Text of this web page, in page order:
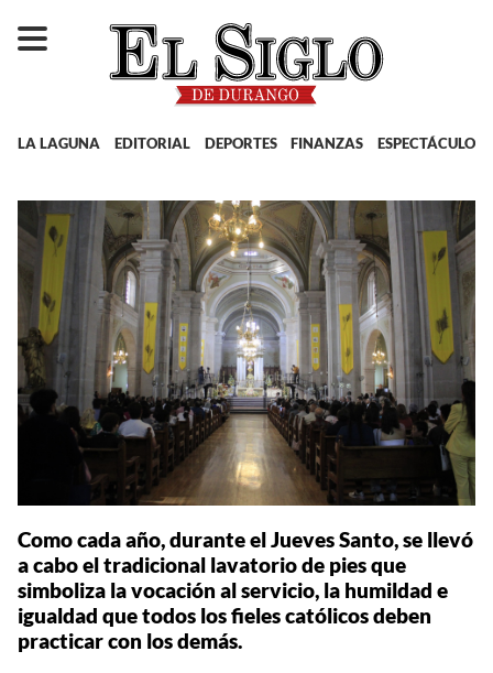
LA LAGUNA EDITORIAL DEPORTES FINANZAS ESPECTÁCULOS
Como cada año, durante el Jueves Santo, se llevó
a cabo el tradicional lavatorio de pies que
simboliza la vocación al servicio, la humildad e
igualdad que todos los fieles católicos deben
practicar con los demás.